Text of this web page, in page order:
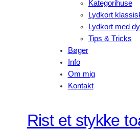
Kategorihuse
Lydkort
Lydkort med
Tips & Tricks
Bøger
Info
Om mig
Kontakt
Rist et stykke